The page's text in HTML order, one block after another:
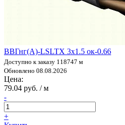
ВВГнг(А)-LSLTX 3х1.5 ок-0.66
Доступно к заказу 118747 м
Обновлено 08.08.2026
Цена:
79.04 руб. / м
-
+